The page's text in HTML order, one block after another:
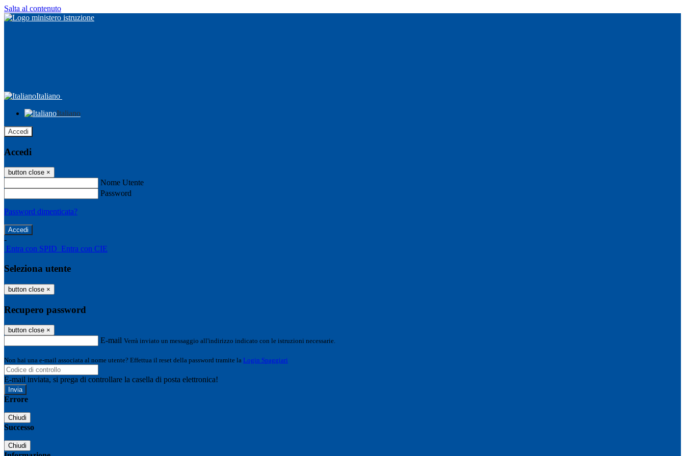
Salta al contenuto
Italiano
Italiano
Accedi
Accedi
button close ×
Nome Utente
Password
Password dimenticata?
-
Entra con SPID Entra con CIE
Seleziona utente
button close ×
Recupero password
button close ×
E-mail Verrà inviato un messaggio all'indirizzo indicato con le istruzioni necessarie.
Non hai una e-mail associata al nome utente? Effettua il reset della password tramite la Login Spaggiari
E-mail inviata, si prega di controllare la casella di posta elettronica!
Errore
Chiudi
Successo
Chiudi